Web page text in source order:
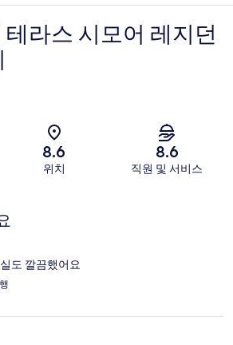
라스 시모어 레지던
8.6
위치
8.6
직원 및 서비스
도 깔끔했어요